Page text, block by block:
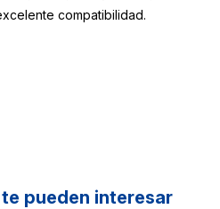
compatibilidad.
pueden interesar